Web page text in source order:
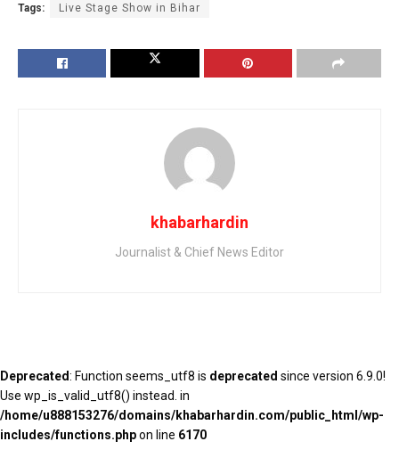
Tags: Live Stage Show in Bihar
khabarhardin
Journalist & Chief News Editor
Deprecated: Function seems_utf8 is deprecated since version 6.9.0!
Use wp_is_valid_utf8() instead. in
/home/u888153276/domains/khabarhardin.com/public_html/wp-
includes/functions.phpon line 6170